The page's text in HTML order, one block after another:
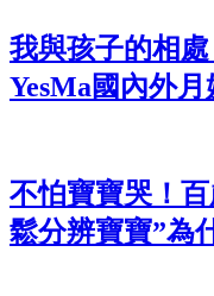
我與孩子的相
YesMa國內外
不怕寶寶哭！
鬆分辨寶寶”為